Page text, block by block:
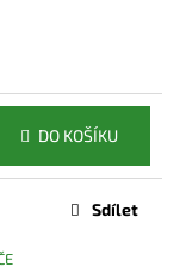
DO KOŠÍKU
Sdílet